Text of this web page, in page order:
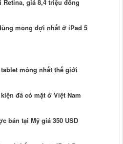
giá 8,4 triệu đồng
mong đợi nhất ở iPad 5
mỏng nhất thế giới
đã có mặt ở Việt Nam
bán tại Mỹ giá 350 USD